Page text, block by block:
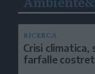
RICERCA
Crisi climatica,
farfalle